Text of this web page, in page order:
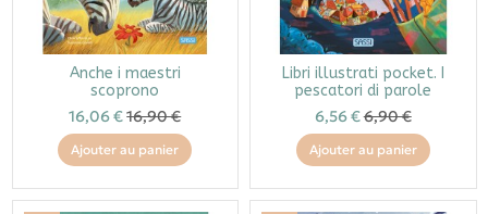
Anche i maestri
scoprono
16,06 €16,90 €
Ajouter au panier
Libri illustrati pocket. I
pescatori di parole
6,56 €6,90 €
Ajouter au panier